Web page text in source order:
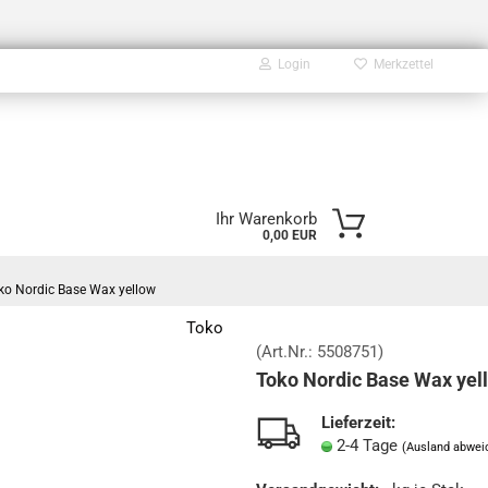
Login Merkzettel
Ihr Warenkorb
0,00 EUR
Nordic Base Wax yellow
Toko
(Art.Nr.: 5508751)
Toko Nordic Base Wax
Lieferzeit:
2-4 Tage (Ausland